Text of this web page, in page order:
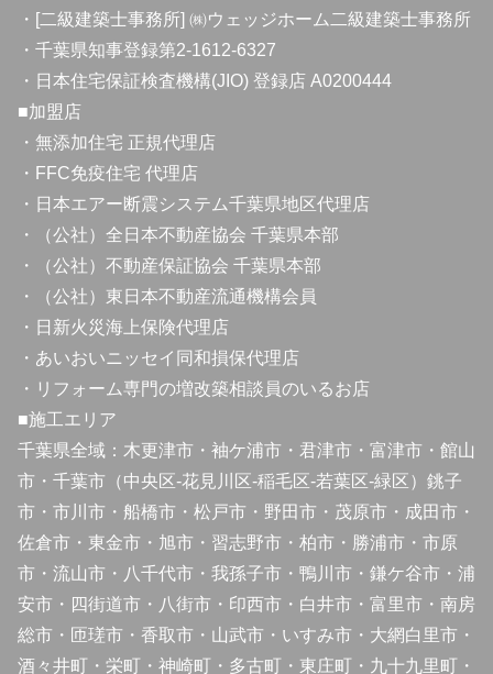
・[二級建築士事務所] ㈱ウェッジホーム二級建築士事務所
・千葉県知事登録第2-1612-6327
・日本住宅保証検査機構(JIO) 登録店 A0200444
■加盟店
・無添加住宅 正規代理店
・FFC免疫住宅 代理店
・日本エアー断震システム千葉県地区代理店
・（公社）全日本不動産協会 千葉県本部
・（公社）不動産保証協会 千葉県本部
・（公社）東日本不動産流通機構会員
・日新火災海上保険代理店
・あいおいニッセイ同和損保代理店
・リフォーム専門の増改築相談員のいるお店
■施工エリア
千葉県全域：木更津市・袖ケ浦市・君津市・富津市・館山
市・千葉市（中央区-花見川区-稲毛区-若葉区-緑区）銚子
市・市川市・船橋市・松戸市・野田市・茂原市・成田市・
佐倉市・東金市・旭市・習志野市・柏市・勝浦市・市原
市・流山市・八千代市・我孫子市・鴨川市・鎌ケ谷市・浦
安市・四街道市・八街市・印西市・白井市・富里市・南房
総市・匝瑳市・香取市・山武市・いすみ市・大網白里市・
酒々井町・栄町・神崎町・多古町・東庄町・九十九里町・